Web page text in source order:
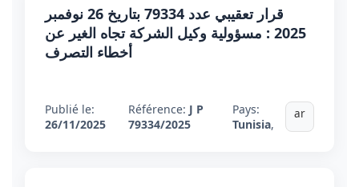
قرار تعقيبي عدد 79334 بتاريخ 26 نوفمبر
2025 : مسؤولية وكيل الشركة تجاه الغير عن
أخطاء التصرف
Publié le:
26/11/2025
Référence: J P
79334/2025
Pays:
Tunisia,
ar